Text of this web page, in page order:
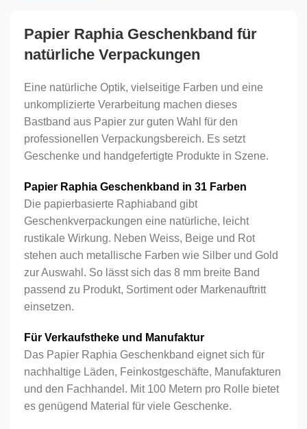
Papier Raphia Geschenkband für
natürliche Verpackungen
Eine natürliche Optik, vielseitige Farben und eine
unkomplizierte Verarbeitung machen dieses
Bastband aus Papier zur guten Wahl für den
professionellen Verpackungsbereich. Es setzt
Geschenke und handgefertigte Produkte in Szene.
Papier Raphia Geschenkband in 31 Farben
Die papierbasierte Raphiaband gibt
Geschenkverpackungen eine natürliche, leicht
rustikale Wirkung. Neben Weiss, Beige und Rot
stehen auch metallische Farben wie Silber und Gold
zur Auswahl. So lässt sich das 8 mm breite Band
passend zu Produkt, Sortiment oder Markenauftritt
einsetzen.
Für Verkaufstheke und Manufaktur
Das Papier Raphia Geschenkband eignet sich für
nachhaltige Läden, Feinkostgeschäfte, Manufakturen
und den Fachhandel. Mit 100 Metern pro Rolle bietet
es genügend Material für viele Geschenke.